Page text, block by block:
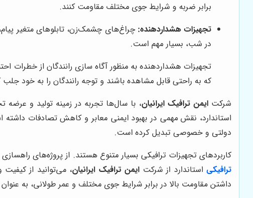
برابر ضربه و شرایط جوی مختلف مقاومت کنند.
تجهیزات هشداردهنده: چراغ‌های چشمک‌زن، تابلوهای متغیر
در شب، بسیار مهم است.
تجهیزات هشداردهنده به منظور آگاه سازی رانندگان از خطرات
که به راحتی قابل مشاهده باشند و توجه رانندگان را به خود جلب
شرکت ایمن ترافیک ایرانیان، با سال‌ها تجربه در زمینه تولید و
استاندارد، نقش مهمی در بهبود ایمنی معابر و کاهش تصادفات داشته
دولتی و خصوصی تبدیل کرده است.
کاربردهای تجهیزات ترافیکی بسیار متنوع هستند. از پروژه‌های
ترافیکی استاندارد از شرکت ایمن ترافیک ایرانیان، می‌توانید از
داشتن مقاومت بالا در برابر شرایط جوی مختلف و عمر طولانی، به